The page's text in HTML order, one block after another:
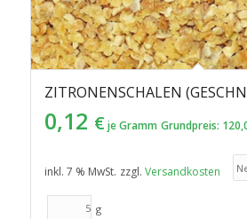
ZITRONENSCHALEN
0,12 € je Gramm Grundpreis:
inkl. 7 % MwSt. zzgl. Versandkosten
g